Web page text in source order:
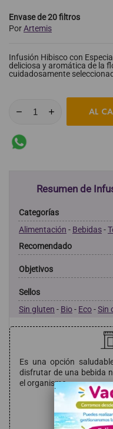
Envase de 20 filtros
PorArtemis
Infusión Hibisco con
deliciosa y aromática de la
cuidadosamente
AL
Resumen de
Categorías
Alimentación - Bebidas-
Recomendado
Objetivos
Sellos
Sin gluten - Bio- Eco-Sin
Es una opción
disfrutar de una bebida
el organismo..